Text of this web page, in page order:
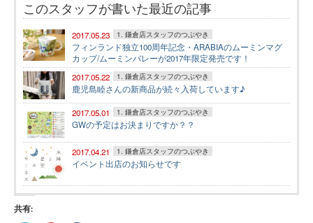
このスタッフが書いた最近の記事
2017.05.23 1. 鎌倉店スタッフのつぶやき
フィンランド独立100周年記念・ARABIAのムーミンマグ
カップ/ムーミンバレーが2017年限定発売です！
2017.05.22
1. 鎌倉店スタッフのつぶやき
鹿児島睦さんの新商品が続々入荷しています♪
2017.05.01 1. 鎌倉店スタッフのつぶやき
GWの予定はお決まりですか？？
2017.04.21 1. 鎌倉店スタッフのつぶやき
イベント出店のお知らせです
共有: